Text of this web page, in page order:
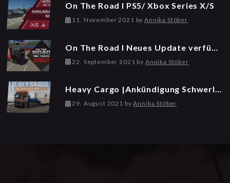
On The Road I PS5/ Xbox Series X/S
11. November 2021 1
N
o
m
b
byAnnika Stöber
22. September 2021 by Annika Stöber
Heavy Cargo |Ankündigung Schwerlasttransport
29. August 2021 byAnnika Stöber